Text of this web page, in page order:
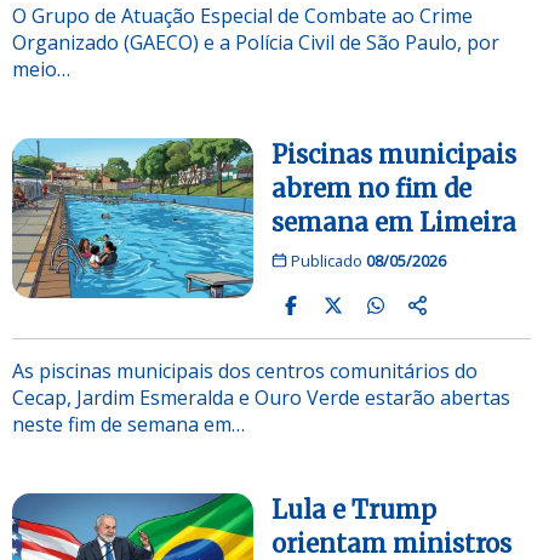
O Grupo de Atuação Especial de Combate ao Crime
Organizado (GAECO) e a Polícia Civil de São Paulo, por
meio…
Piscinas municipais
abrem no fim de
semana em Limeira
Publicado 08/05/2026
As piscinas municipais dos centros comunitários do
Cecap, Jardim Esmeralda e Ouro Verde estarão abertas
neste fim de semana em…
Lula e Trump
orientam ministros